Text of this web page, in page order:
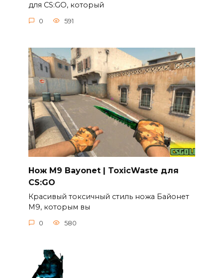
для CS:GO, который
0 591
Нож M9 Bayonet | ToxicWaste для
CS:GO
Красивый токсичный стиль ножа Байонет
М9, которым вы
0 580